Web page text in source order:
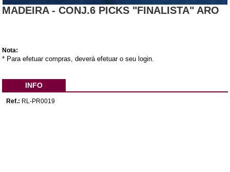
MADEIRA - CONJ.6 PICKS "FINALISTA" ARO
Nota:
* Para efetuar compras, deverá efetuar o seu login.
INFO
Ref.: RL-PR0019